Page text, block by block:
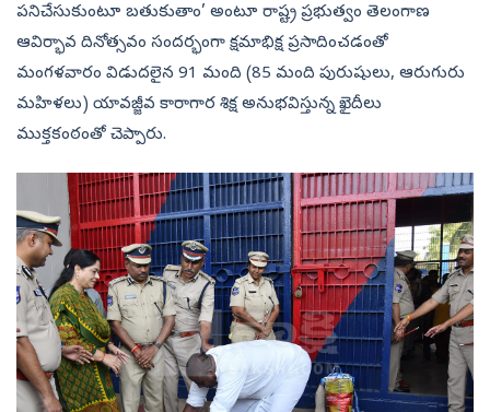
పనిచేసుకుంటూ బతుకుతాం’ అంటూ రాష్ట్ర ప్రభుత్వం తెలంగాణ
ఆవిర్భావ దినోత్సవం సందర్భంగా క్షమాభిక్ష ప్రసాదించడంతో
మంగళవారం విడుదలైన 91 మంది (85 మంది పురుషులు, ఆరుగురు
మహిళలు) యావజ్జీవ కారాగార శిక్ష అనుభవిస్తున్న ఖైదీలు
ముక్తకంఠంతో చెప్పారు.